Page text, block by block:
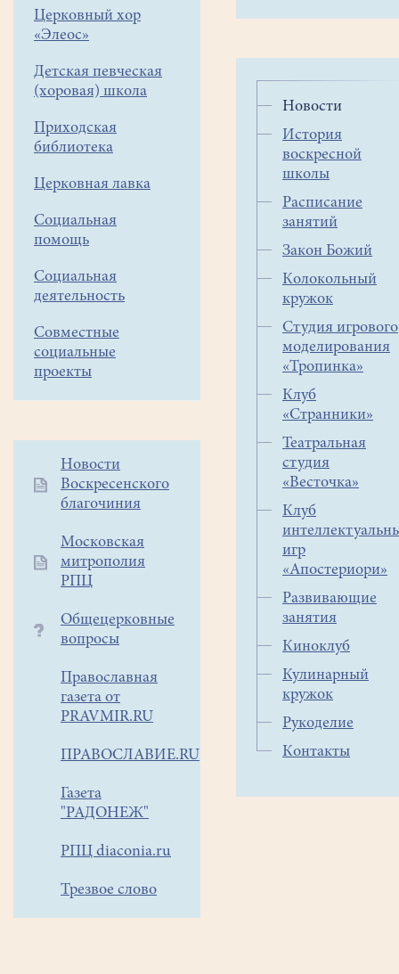
Церковный хор
«Элеос»
Детская певческая
(хоровая) школа
Приходская
библиотека
Церковная лавка
Социальная
помощь
Социальная
деятельность
Совместные
социальные
проекты
Дополнительное
меню
Новости
Воскресенского
благочиния
Московская
митрополия
РПЦ
Общецерковные
вопросы
Православная
газета от
PRAVMIR.RU
ПРАВОСЛАВИЕ.RU
Газета
"РАДОНЕЖ"
РПЦ diaconia.ru
Трезвое слово
Новости
История
воскресной
школы
Расписание
занятий
Закон Божий
Колокольный
кружок
Студия игрового
моделирования
«Тропинка»
Клуб
«Странники»
Театральная
студия
«Весточка»
Клуб
игр
«Апостериори»
Развивающие
занятия
Киноклуб
Кулинарный
кружок
Рукоделие
Контакты